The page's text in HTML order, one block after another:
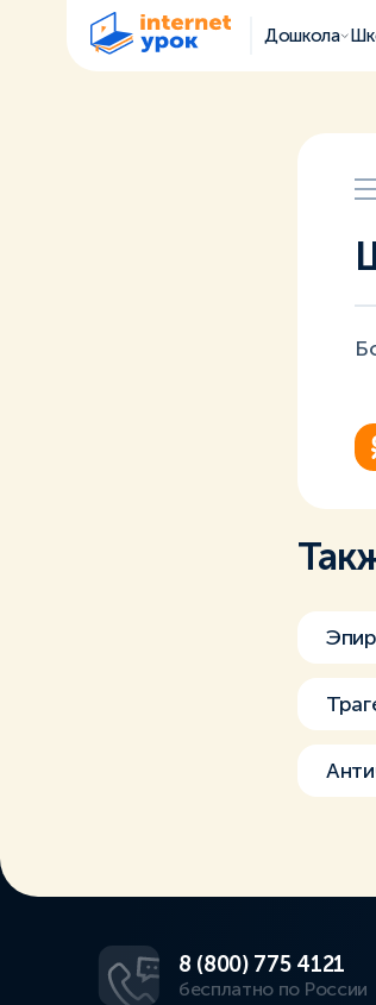
Дошкола
Эпир
8 (800) 775 4121
бесплатно по России